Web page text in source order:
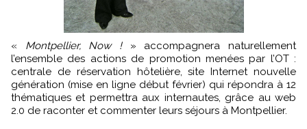
« Montpellier, Now !» accompagnera naturellement
l’ensemble des actions de promotion menées par l’OT :
centrale de réservation hôtelière, site Internet nouvelle
génération (mise en ligne début février) qui répondra à 12
thématiques et permettra aux internautes, grâce au web
2.0 de raconter et commenter leurs séjours à Montpellier.